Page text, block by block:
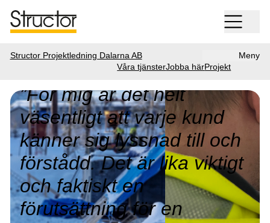
Structor Projektledning Dalarna AB
Meny
Våra tjänsterJobba härProjekt
”För mig är det helt
väsentligt att varje kund
känner sig lyssnad till och
förstådd. Det är lika viktigt
och faktiskt en
förutsättning för en